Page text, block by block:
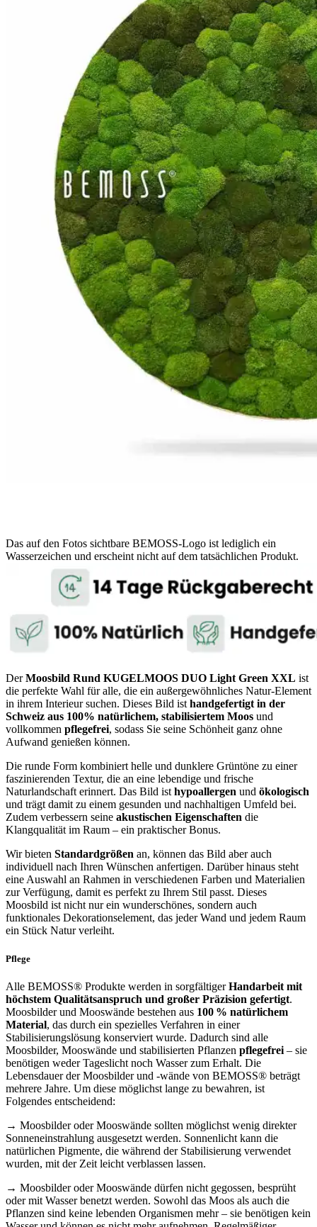
Das auf den Fotos sichtbare BEMOSS-Logo ist lediglich ein
Wasserzeichen und erscheint nicht auf dem tatsächlichen Produkt.
DerMoosbild Rund KUGELMOOS DUO Light Green XXL ist
die perfekte Wahl für alle, die ein außergewöhnliches Natur-Element
in ihrem Interieur suchen. Dieses Bild ist handgefertigt in der
Schweiz aus 100% natürlichem, stabilisiertem Moos und
vollkommen pflegefrei, sodass Sie seine Schönheit ganz ohne
Aufwand genießen können.
Die runde Form kombiniert helle und dunklere Grüntöne zu einer
faszinierenden Textur, die an eine lebendige und frische
Naturlandschaft erinnert. Das Bild ist hypoallergen und ökologisch
und trägt damit zu einem gesunden und nachhaltigen Umfeld bei.
Zudem verbessern seine akustischen Eigenschaften die
Klangqualität im Raum – ein praktischer Bonus.
Wir bieten Standardgrößen an, können das Bild aber auch
individuell nach Ihren Wünschen anfertigen. Darüber hinaus steht
eine Auswahl an Rahmen in verschiedenen Farben und Materialien
zur Verfügung, damit es perfekt zu Ihrem Stil passt. Dieses
Moosbild ist nicht nur ein wunderschönes, sondern auch
funktionales Dekorationselement, das jeder Wand und jedem Raum
ein Stück Natur verleiht.
Pflege
Alle BEMOSS® Produkte werden in sorgfältigerHandarbeit mit
höchstem Qualitätsanspruch und großer Präzision gefertigt.
Moosbilder und Mooswände bestehen aus 100 % natürlichem
Material, das durch ein spezielles Verfahren in einer
Stabilisierungslösung konserviert wurde. Dadurch sind alle
Moosbilder, Mooswände und stabilisierten Pflanzen pflegefrei – sie
benötigen weder Tageslicht noch Wasser zum Erhalt. Die
Lebensdauer der Moosbilder und -wände von BEMOSS® beträgt
mehrere Jahre. Um diese möglichst lange zu bewahren, ist
Folgendes entscheidend:
→ Moosbilder oder Mooswände sollten möglichst wenig direkter
Sonneneinstrahlung ausgesetzt werden. Sonnenlicht kann die
natürlichen Pigmente, die während der Stabilisierung verwendet
wurden, mit der Zeit leicht verblassen lassen.
→ Moosbilder oder Mooswände dürfen nicht gegossen, besprüht
oder mit Wasser benetzt werden. Sowohl das Moos als auch die
Pflanzen sind keine lebenden Organismen mehr – sie benötigen kein